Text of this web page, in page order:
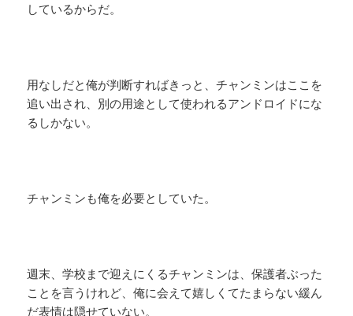
しているからだ。
用なしだと俺が判断すればきっと、チャンミンはここを
追い出され、別の用途として使われるアンドロイドにな
るしかない。
チャンミンも俺を必要としていた。
週末、学校まで迎えにくるチャンミンは、保護者ぶった
ことを言うけれど、俺に会えて嬉しくてたまらない緩ん
だ表情は隠せていない。